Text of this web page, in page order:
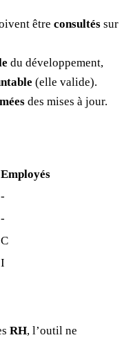
être consultés sur
du développement,
(elle valide).
des mises à jour.
Employés
-
-
C
I
RH, l’outil ne